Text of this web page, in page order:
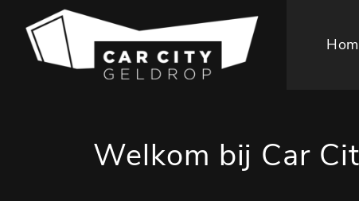
Welkom bij Car